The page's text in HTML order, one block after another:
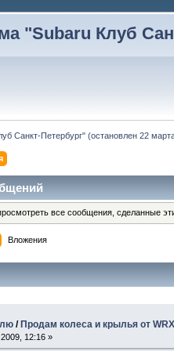
"Subaru Клуб
Санкт-Петербург" (остановлен 22
все сообщения, сделанные
Вложения
/Продам колеса и крылья от
12:16 »